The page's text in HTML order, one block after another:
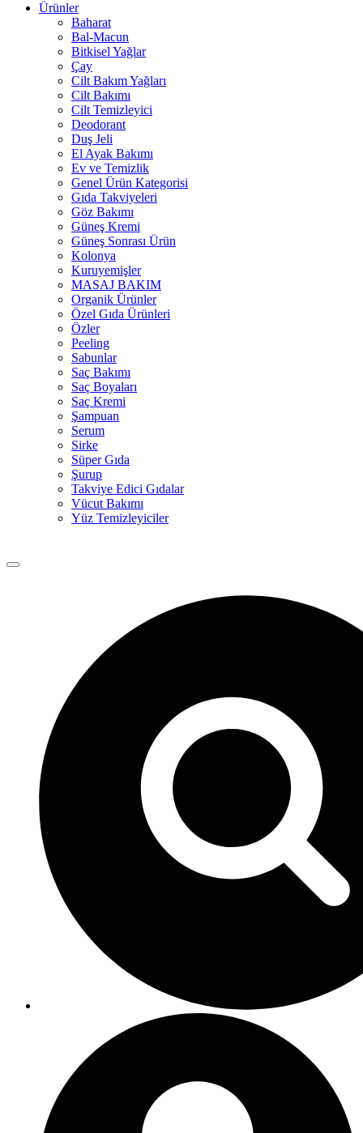
Ürünler
Baharat
Bal-Macun
Bitkisel Yağlar
Çay
Cilt Bakım Yağları
Cilt Bakımı
Cilt Temizleyici
Deodorant
Duş Jeli
El Ayak Bakımı
Ev ve Temizlik
Genel Ürün Kategorisi
Gıda Takviyeleri
Göz Bakımı
Güneş Kremi
Güneş Sonrası Ürün
Kolonya
Kuruyemişler
MASAJ BAKIM
Organik Ürünler
Özel Gıda Ürünleri
Özler
Peeling
Sabunlar
Saç Bakımı
Saç Boyaları
Saç Kremi
Şampuan
Serum
Sirke
Süper Gıda
Şurup
Takviye Edici Gıdalar
Vücut Bakımı
Yüz Temizleyiciler